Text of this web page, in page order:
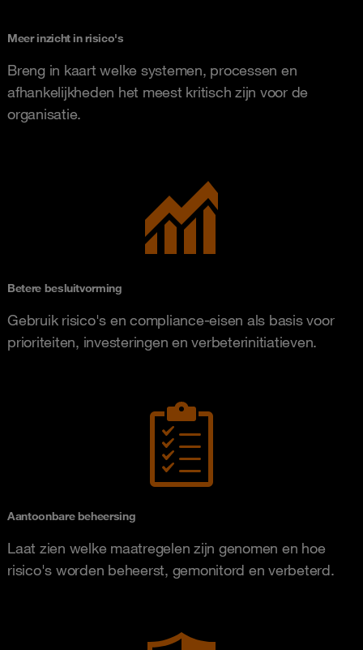
Meer inzicht in risico's
Breng in kaart welke systemen, processen en
afhankelijkheden het meest kritisch zijn voor de
organisatie.
Betere besluitvorming
Gebruik risico's en compliance-eisen als basis voor
prioriteiten, investeringen en verbeterinitiatieven.
Aantoonbare beheersing
Laat zien welke maatregelen zijn genomen en hoe
risico's worden beheerst, gemonitord en verbeterd.